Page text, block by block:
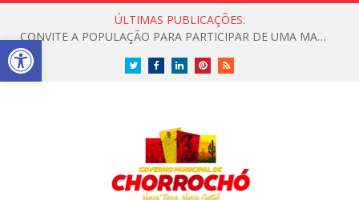
ÚLTIMAS PUBLICAÇÕES:
CONVITE A POPULAÇÃO PARA PARTICIPAR DE UMA MANHÃ ESPECIAL DEDICADA ASAÚDE
TwitterFacebookLinkedInPinterestRSS
Open toolbar